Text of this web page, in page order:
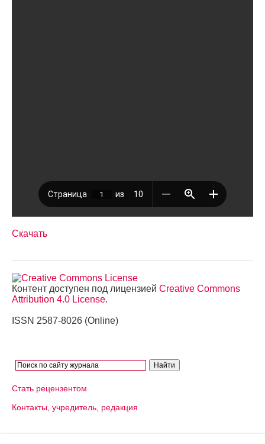
Скачать
Контент доступен под лицензией Creative Commons
Attribution 4.0 License.
ISSN 2587-8026 (Online)
Стать рецензентом
Контакты, учредитель, редакция